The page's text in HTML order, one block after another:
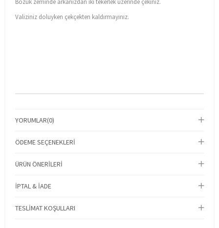
Valiziniz doluyken çekçekten kaldırmayınız.
YORUMLAR(0)
ÖDEME SEÇENEKLERI
ÜRÜN ÖNERILERI
İPTAL & İADE
TESLIMAT KOŞULLARI